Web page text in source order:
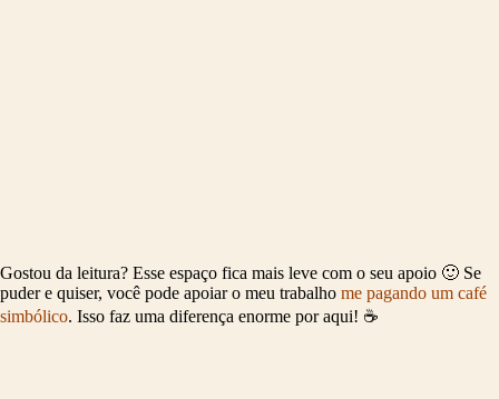
Gostou da leitura? Esse espaço fica mais leve com o seu apoio 🙂 Se
puder e quiser, você pode apoiar o meu trabalho me pagando um café
simbólico. Isso faz uma diferença enorme por aqui! ☕